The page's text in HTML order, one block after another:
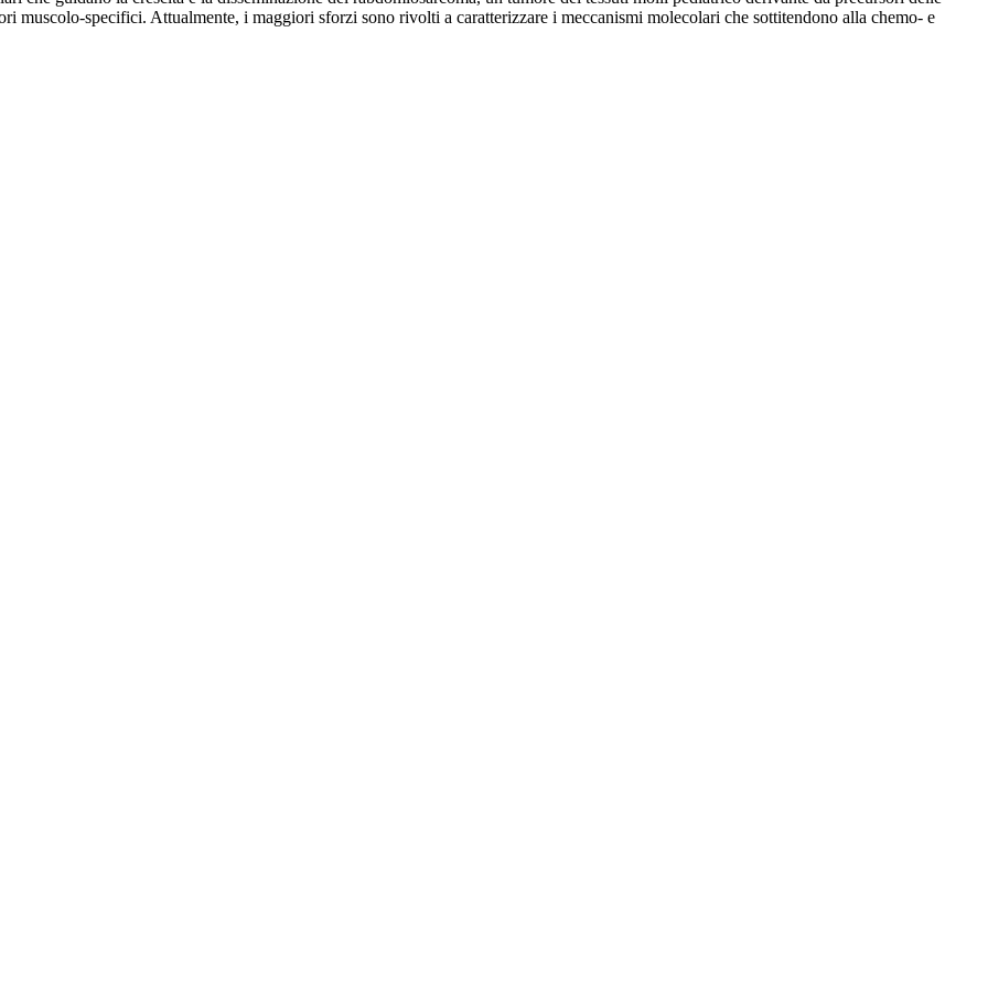
muscolo-specifici. Attualmente, i maggiori sforzi sono rivolti a caratterizzare i meccanismi molecolari che sottitendono alla chemo- e